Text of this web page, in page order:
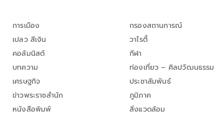
การเมือง
เปลว สีเงิน
คอลัมนิสต์
บทความ
เศรษฐกิจ
ข่าวพระราชสำนัก
หนังสือพิมพ์
กรองสถานการณ์
วาไรตี้
กีฬา
ท่องเที่ยว – ศิลปวัฒนธรรม
ประชาสัมพันธ์
ภูมิภาค
สิ่งแวดล้อม